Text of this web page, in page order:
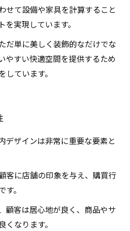
せて設備や家具を計算すること
実現しています。
だ単に美しく装飾的なだけでな
やすい快適空間を提供するため
ています。
デザインは非常に重要な要素と
客に店舗の印象を与え、購買行
。
顧客は居心地が良く、商品やサ
なります。